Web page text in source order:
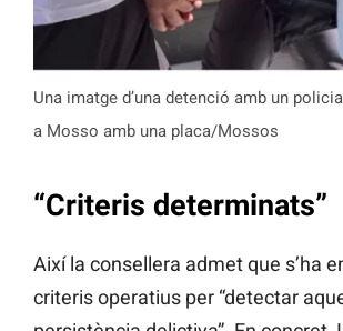
Una imatge d’una detenció amb un
a Mosso amb una placa/Mossos
“Criteris determinats”
Així la consellera admet que s’ha
criteris operatius per “detectar